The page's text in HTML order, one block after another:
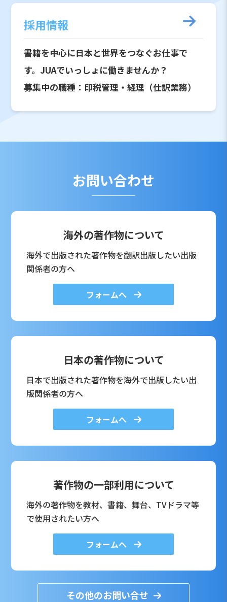
採用情報
書籍を中心に日本と世界をつなぐお仕事で
す。JUAでいっしょに働きませんか？
募集中の職種：印税管理・経理（仕訳業務）
お問い合わせ
海外の著作物について
海外で出版された著作物を翻訳出版したい出版
関係者の方へ
フォームへ
日本の著作物について
日本で出版された著作物を海外で出版したい出
版関係者の方へ
フォームへ
著作物の一部利用について
海外の著作物を教材、書籍、舞台、TVドラマ等
で使用されたい方へ
フォームへ
その他のお問い合せ